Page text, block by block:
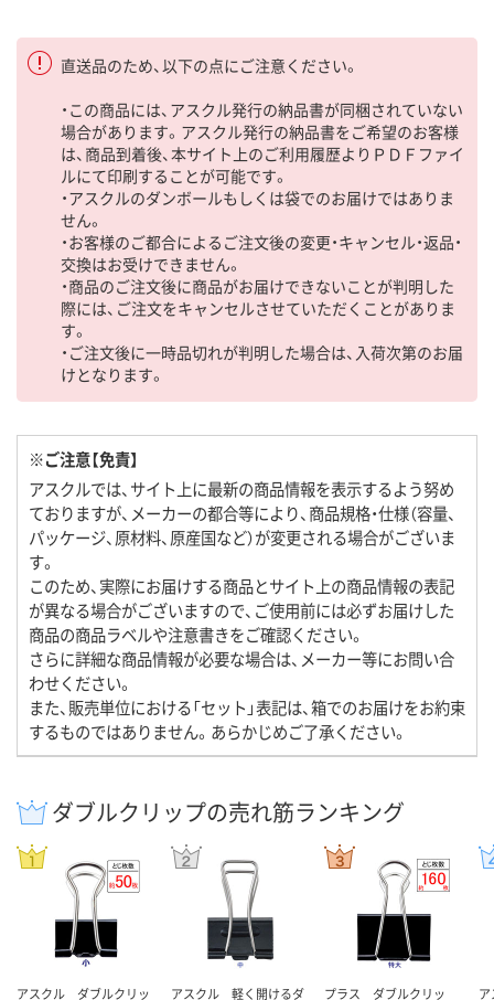
直送品のため、以下の点にご注意ください。
・この商品には、アスクル発行の納品書が同梱されていない
場合があります。アスクル発行の納品書をご希望のお客様
は、商品到着後、本サイト上のご利用履歴よりＰＤＦファイ
ルにて印刷することが可能です。
・アスクルのダンボールもしくは袋でのお届けではありま
せん。
・お客様のご都合によるご注文後の変更・キャンセル・返品・
交換はお受けできません。
・商品のご注文後に商品がお届けできないことが判明した
際には、ご注文をキャンセルさせていただくことがありま
す。
・ご注文後に一時品切れが判明した場合は、入荷次第のお届
けとなります。
※ご注意【免責】
アスクルでは、サイト上に最新の商品情報を表示するよう努め
ておりますが、メーカーの都合等により、商品規格・仕様（容量、
パッケージ、原材料、原産国など）が変更される場合がございま
す。
このため、実際にお届けする商品とサイト上の商品情報の表記
が異なる場合がございますので、ご使用前には必ずお届けした
商品の商品ラベルや注意書きをご確認ください。
さらに詳細な商品情報が必要な場合は、メーカー等にお問い合
わせください。
また、販売単位における「セット」表記は、箱でのお届けをお約束
するものではありません。あらかじめご了承ください。
ダブルクリップの売れ筋ランキング
アスクル ダブルクリッ
アスクル 軽く開けるダ
プラス ダブルクリッ